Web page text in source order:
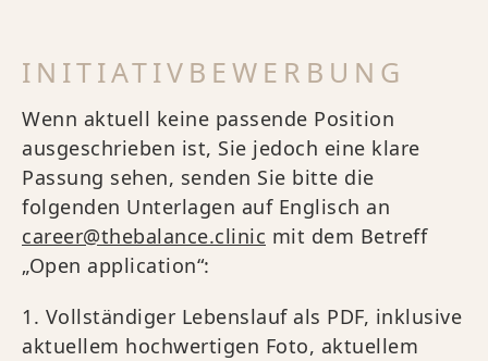
INITIATIVBEWERBUNG
Wenn aktuell keine passende Position
ausgeschrieben ist, Sie jedoch eine klare
Passung sehen, senden Sie bitte die
folgenden Unterlagen auf Englisch an
career@thebalance.clinic mit dem Betreff
„Open application“:
1. Vollständiger Lebenslauf als PDF, inklusive
aktuellem hochwertigen Foto, aktuellem